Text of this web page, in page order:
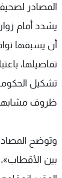
المصادر
يشدد أمام
أن يسبقها
تفاصيلها،
ظروف
وتوضح
بين